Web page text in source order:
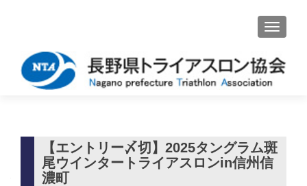
ナビゲ
【エントリー〆切】2025タングラム斑
尾ウインタートライアスロンin信州信
濃町